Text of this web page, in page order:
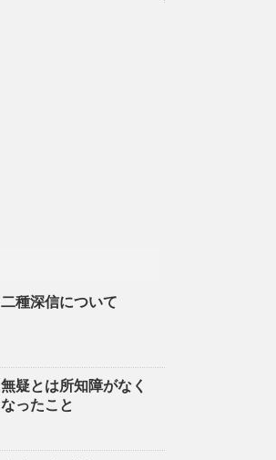
二種深信について
無疑とは所知障がなく
なったこと